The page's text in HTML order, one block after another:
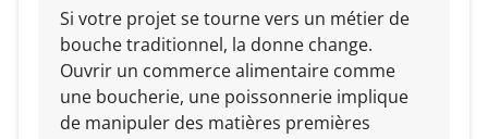
Si votre projet se tourne vers un métier de
bouche traditionnel, la donne change.
Ouvrir un commerce alimentaire comme
une boucherie, une poissonnerie implique
de manipuler des matières premières